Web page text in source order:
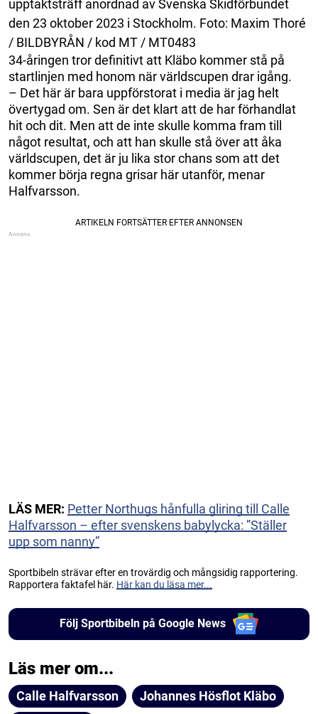
upptaktsträff anordnad av Svenska Skidförbundet
den 23 oktober 2023 i Stockholm. Foto: Maxim Thoré
/ BILDBYRÅN / kod MT / MT0483
34-åringen tror definitivt att Kläbo kommer stå på
startlinjen med honom när världscupen drar igång.
– Det här är bara uppförstorat i media är jag helt
övertygad om. Sen är det klart att de har förhandlat
hit och dit. Men att de inte skulle komma fram till
något resultat, och att han skulle stå över att åka
världscupen, det är ju lika stor chans som att det
kommer börja regna grisar här utanför, menar
Halfvarsson.
LÄS MER: Petter Northugs hånfulla gliring till Calle
Halfvarsson – efter svenskens babylycka: ”Ställer
upp som nanny”
Sportbibeln strävar efter en trovärdig och mångsidig rapportering.
Rapportera faktafel här. Här kan du läsa mer...
Följ Sportbibeln på Google News
Läs mer om...
Calle Halfvarsson
Johannes Hösflot Kläbo